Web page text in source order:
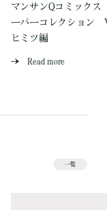
マンサンQコミック
ーパーコレクション
ヒミツ編
Read more
一覧